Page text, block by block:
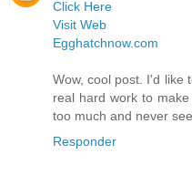
Click Here
Visit Web
Egghatchnow.com
Wow, cool post. I'd like
real hard work to
too much and never
Responder